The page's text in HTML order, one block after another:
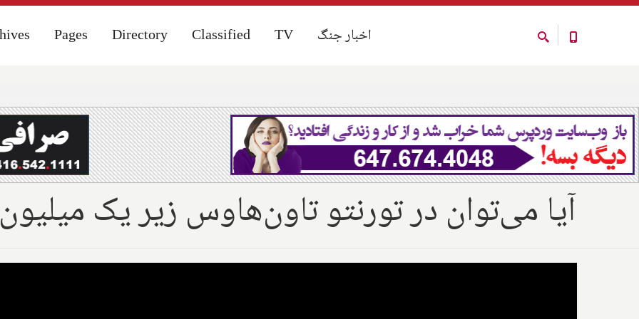
Pages Directory Classified TV اخبار جنگ Pages Directory Classified TV اخبار جنگ
آیا می‌توان در تورنتو تاون‌هاوس زیر یک